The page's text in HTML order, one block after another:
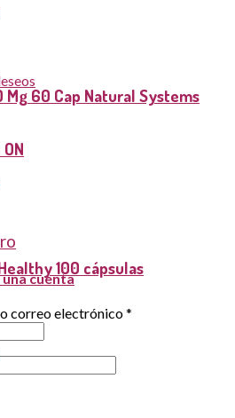
cuenta
correo electrónico*
Mg 60 Cap Natural Systems
100 cápsulas